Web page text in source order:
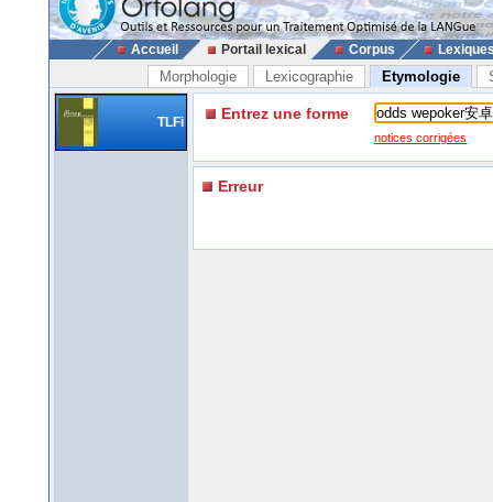
Accueil Portail lexical Corpus
Morphologie Lexicographie Etymologie
TLFi Entrez une forme
notices corrigées
Erreur